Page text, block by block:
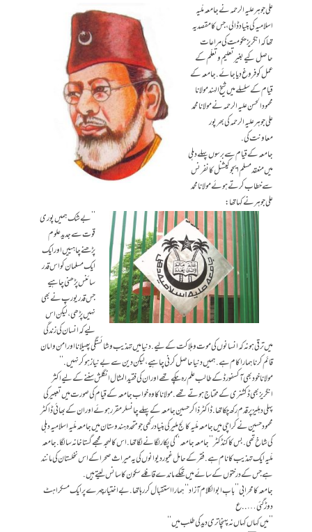
علی جوہر علیہ الرحمہ نے جامعہ ملّیہ
اسلامیہ کی بنیاد ڈالی، جس کا مقصد یہ
تھا کہ انگریز حکومت کی مراعات
حاصل کیے بغیر تعلیم و تعلّم کے
عمل کو فروغ دیا جائے. جامعہ کے
قیام کے سلسلے میں شیخ الہند مولانا
محمود الحسن علیہ الرحمہ نے مولانا محمد
علی جوہر علیہ الرحمہ کی بھر پور
معاونت کی.
جامعہ کے قیام سے برسوں پہلے دہلی
میں منعقد مسلم ایجوکیشنل کانفرنس
سے خطاب کرتے ہوئے مولانا محمد
علی جوہر نے کہا تھا:
’’بے شک ہمیں پوری
قوت سے جدید علوم
پڑھنے چاہییں اور ایک
ایک مسلمان کو اس قدر
سائنس پڑھنی چاہیے
جس قدر یورپ نے بھی
نہیں پڑھی، لیکن اس
لیے کہ انسان کی زندگی
میں ترقی ہو نہ کہ انسانوں کی موت و ہلاکت کے لیے. دنیا میں تہذیب و شائستگی پھیلانا اور امن وامان
قائم کرنا ہمارا کام ہے. ہمیں دنیاحاصل کرنی چاہیے، لیکن دین سے بے نیاز ہوکر نہیں.‘‘
مولانا خود بھی آکسفورڈ کے طالب علم رہ چکے تھے اور ان کی فقید المثال انگلش سننے کے لیے اکثر
انگریز بھی ڈکشنری کے محتاج ہوتے تھے. مولانا کا وہ خواب جامعہ کے قیام کی صورت میں تعبیر کی
پہلی دہلیز پر قدم رکھ چکا تھا. ڈاکٹر ذاکر حسین جامعہ کے پہلے چانسلر مقرر ہوئے اور ان کے بھائی ڈاکٹر
محمود حسین نے کراچی میں جامعہ ملّیہ کالج ملیر کی بنیاد رکھی جو متحدہ ہندوستان میں جامعہ ملّیہ اسلامیہ دہلی
کی شاخ تھی. بس کا کنڈکٹر ’’جامعہ جامعہ‘‘ کی پکار لگانے لگا تھا. اس کا لہجہ مجھے گستاخانہ سا لگا. جامعہ
ملّیہ ایک تہذیب کا نام ہے. فقر کے حامل غیور دیوانوں کی یہ میراث صحرا کے اس نخلستان کی مانند
ہے جس کے درختوں کے سائے میں تھکے ماندے قافلے سکون کا سانس لیتے ہیں.
جامعہ کا محرابی ’’بابِ ابوالکلام آزاد‘‘ ہمارا استقبال کررہا تھا. بے اختیار چہرے پر ایک مسکراہٹ
دوڑ گئی…..ع
’’میں کہاں کہاں نہ پہنچا تری دید کی طلب میں‘‘